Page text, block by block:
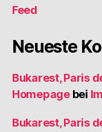
Feed
Neueste
Bukarest, Paris
Homepagebei
Bukarest, Paris